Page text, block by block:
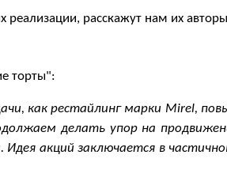
реализации, расскажут нам их
торты":
как рестайлинг марки Mirel,
делать упор на
Идея акций заключается в